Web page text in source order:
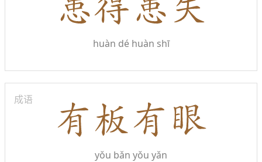
huàn dé huàn shī
成语
yǒu bǎn yǒu yǎn